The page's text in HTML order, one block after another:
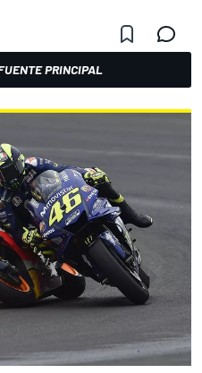
PRINCIPAL